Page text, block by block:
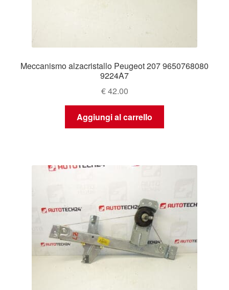
Meccanismo alzacristallo Peugeot 207 9650768080
9224A7
€42.00
Aggiungi al carrello